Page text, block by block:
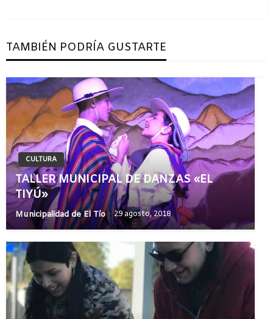
TAMBIÉN PODRÍA GUSTARTE
CULTURA
TALLER MUNICIPAL DE DANZAS «EL
TIYÚ»
Municipalidad de El Tío 29 agosto, 2018